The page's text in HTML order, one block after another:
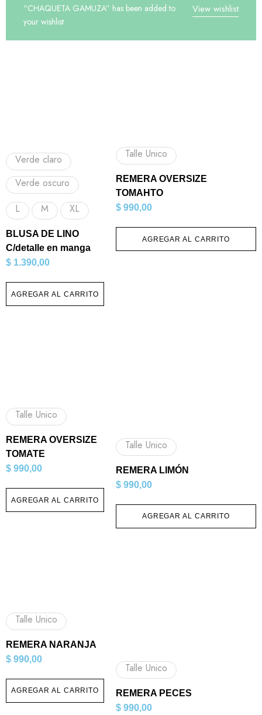
View wishlist
“CHAQUETA GAMUZA” has been added to
your wishlist
Verde claro
Verde oscuro
L
M XL
BLUSA DE LINO
C/detalle en manga
$ 1.390,00
AGREGAR AL CARRITO
Talle Unico
REMERA OVERSIZE
TOMAHTO
$ 990,00
AGREGAR AL CARRITO
Talle Unico
REMERA OVERSIZE
TOMATE
$ 990,00
AGREGAR AL CARRITO
Talle Unico
REMERA LIMÓN
$ 990,00
AGREGAR AL CARRITO
Talle Unico
REMERA NARANJA
$ 990,00
AGREGAR AL CARRITO
Talle Unico
REMERA PECES
$ 990,00